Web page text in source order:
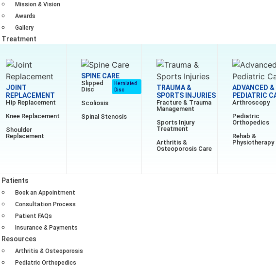
Mission & Vision
Awards
Gallery
Treatment
JOINT
REPLACEMENT
Hip Replacement
Knee Replacement
Shoulder
Replacement
SPINE CARE
Slipped
Disc
Herniated
Disc
Scoliosis
Spinal Stenosis
TRAUMA &
SPORTS INJURIES
Fracture & Trauma
Management
Sports Injury
Treatment
Arthritis &
Osteoporosis Care
ADVANCED &
PEDIATRIC
Arthroscopy
Pediatric
Orthopedics
Rehab &
Physiotherapy
Patients
Book an Appointment
Consultation Process
Patient FAQs
Insurance & Payments
Resources
Arthritis & Osteoporosis
Pediatric Orthopedics